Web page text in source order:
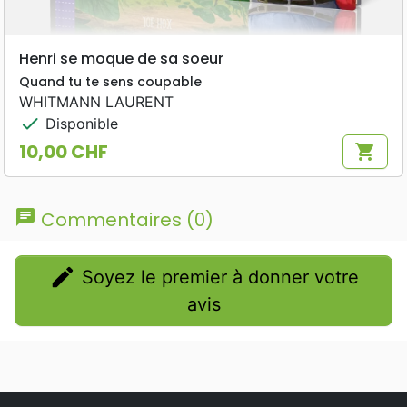
Henri se moque de sa soeur
Quand tu te sens coupable
WHITMANN LAURENT
check Disponible
Prix
10,00 CHF shopping_cart
chat Commentaires (0)
edit
avis